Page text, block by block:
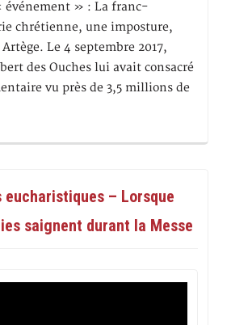
événement » : La franc-
chrétienne, une imposture,
Le 4 septembre 2017,
des Ouches lui avait consacré
vu près de 3,5 millions de
eucharistiques – Lorsque
saignent durant la Messe